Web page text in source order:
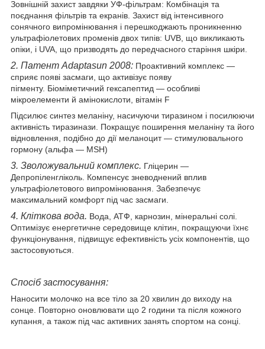
Зовнішній захист завдяки УФ-фільтрам: Комбінація та
поєднання фільтрів та екранів. Захист від інтенсивного
сонячного випромінювання і перешкоджають проникненню
ультрафіолетових променів двох типів: UVB, що викликають
опіки, і UVA, що призводять до передчасного старіння шкіри.
2. Патент Adaptasun 2008: Проактивний комплекс —
сприяє появі засмаги, що активізує появу
пігменту. Біоміметичний гексапептид — особливі
мікроелементи й амінокислоти, вітамін F
Підсилює синтез меланіну, насичуючи тиразином і посилюючи
активність тиразинази. Покращує поширення меланіну та його
відновлення, подібно до дії меланоцит — стимулювального
гормону (альфа — MSH)
3. Зволожувальний комплекс. Гліцерин —
Депропіленгліколь. Компенсує зневоднений вплив
ультрафіолетового випромінювання. Забезпечує
максимальний комфорт під час засмаги.
4. Кліткова вода. Вода, АТФ, карнозин, мінеральні солі.
Оптимізує енергетичне середовище клітин, покращуючи їхнє
функціонування, підвищує ефективність усіх компонентів, що
застосовуються.
Спосіб застосування:
Наносити молочко на все тіло за 20 хвилин до виходу на
сонце. Повторно оновлювати що 2 години та після кожного
купання, а також під час активних занять спортом на сонці.